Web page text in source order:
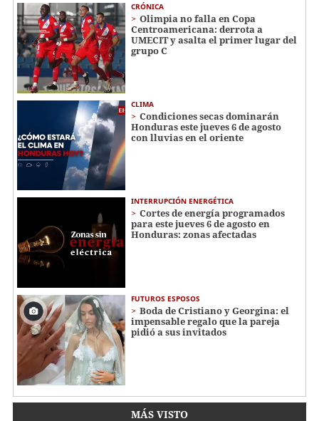
CRÓNICA
Olimpia no falla en Copa
Centroamericana: derrota a
UMECIT y asalta el primer lugar del
grupo C
CLIMA
Condiciones secas dominarán
Honduras este jueves 6 de agosto
con lluvias en el oriente
INTERRUPCIÓN ENERGÉTICA
Cortes de energía programados
para este jueves 6 de agosto en
Honduras: zonas afectadas
FUTUROS ESPOSOS
Boda de Cristiano y Georgina: el
impensable regalo que la pareja
pidió a sus invitados
MÁS VISTO